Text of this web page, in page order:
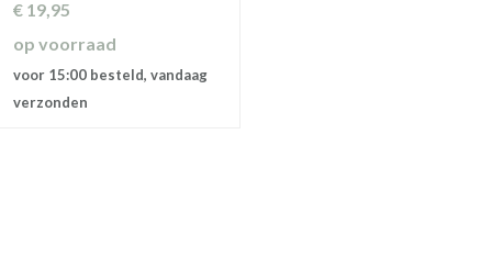
€ 19,95
op voorraad
voor 15:00 besteld, vandaag
verzonden